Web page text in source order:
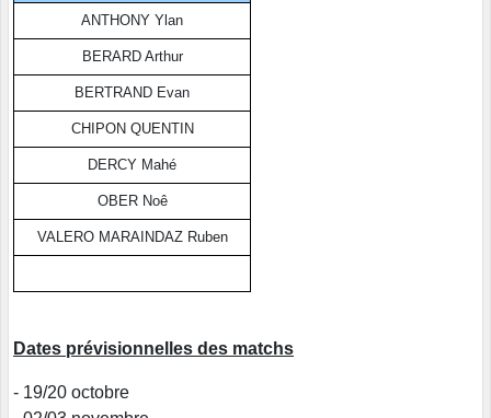
ANTHONY Ylan
BERARD Arthur
BERTRAND Evan
CHIPON QUENTIN
DERCY Mahé
OBER Noê
VALERO MARAINDAZ Ruben
Dates prévisionnelles des matchs
- 19/20 octobre